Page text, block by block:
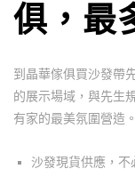
俱，最
到晶華傢俱買沙發帶
的展示場域，與先生
有家的最美氛圍營造。
沙發現貨供應，不